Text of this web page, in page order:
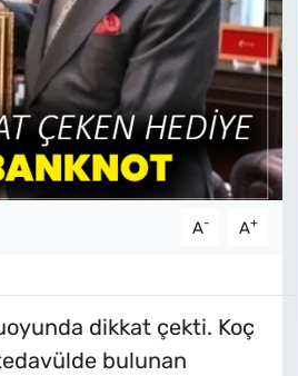
A- A+
dikkat çekti. Koç
bulunan